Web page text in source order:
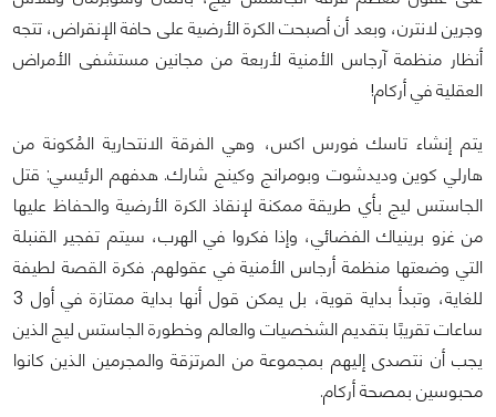
وجرين لانترن، وبعد أن أصبحت الكرة الأرضية على حافة الإنقراض، تتجه
أنظار منظمة آرجاس الأمنية لأربعة من مجانين مستشفى الأمراض
العقلية في أركام!
يتم إنشاء تاسك فورس اكس، وهي الفرقة الانتحارية المُكونة من
هارلي كوين وديدشوت وبومرانج وكينج شارك. هدفهم الرئيسي: قتل
الجاستس ليج بأي طريقة ممكنة لإنقاذ الكرة الأرضية والحفاظ عليها
من غزو برينياك الفضائي، وإذا فكروا في الهرب، سيتم تفجير القنبلة
التي وضعتها منظمة أرجاس الأمنية في عقولهم. فكرة القصة لطيفة
للغاية، وتبدأ بداية قوية، بل يمكن قول أنها بداية ممتازة في أول 3
ساعات تقريبًا بتقديم الشخصيات والعالم وخطورة الجاستس ليج الذين
يجب أن نتصدى إليهم بمجموعة من المرتزقة والمجرمين الذين كانوا
محبوسين بمصحة أركام.